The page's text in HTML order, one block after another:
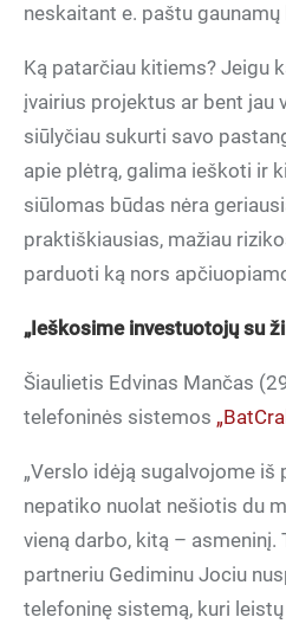
neskaitant e. paštu gaunamų
Ką patarčiau kitiems? Jeigu
įvairius projektus ar bent jau
siūlyčiau sukurti savo
apie plėtrą, galima ieškoti ir
siūlomas būdas nėra
praktiškiausias, mažiau
parduoti ką nors
„Ieškosime investuotojų su
Šiaulietis Edvinas Mančas
telefoninės sistemos
„Verslo idėją sugalvojome iš
nepatiko nuolat nešiotis du
vieną darbo, kitą – asmeninį.
partneriu Gediminu Jociu
telefoninę sistemą, kuri